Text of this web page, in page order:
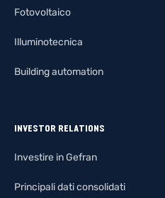
Fotovoltaico
Illuminotecnica
Building automation
INVESTOR RELATIONS
Investire in Gefran
Principali dati consolidati